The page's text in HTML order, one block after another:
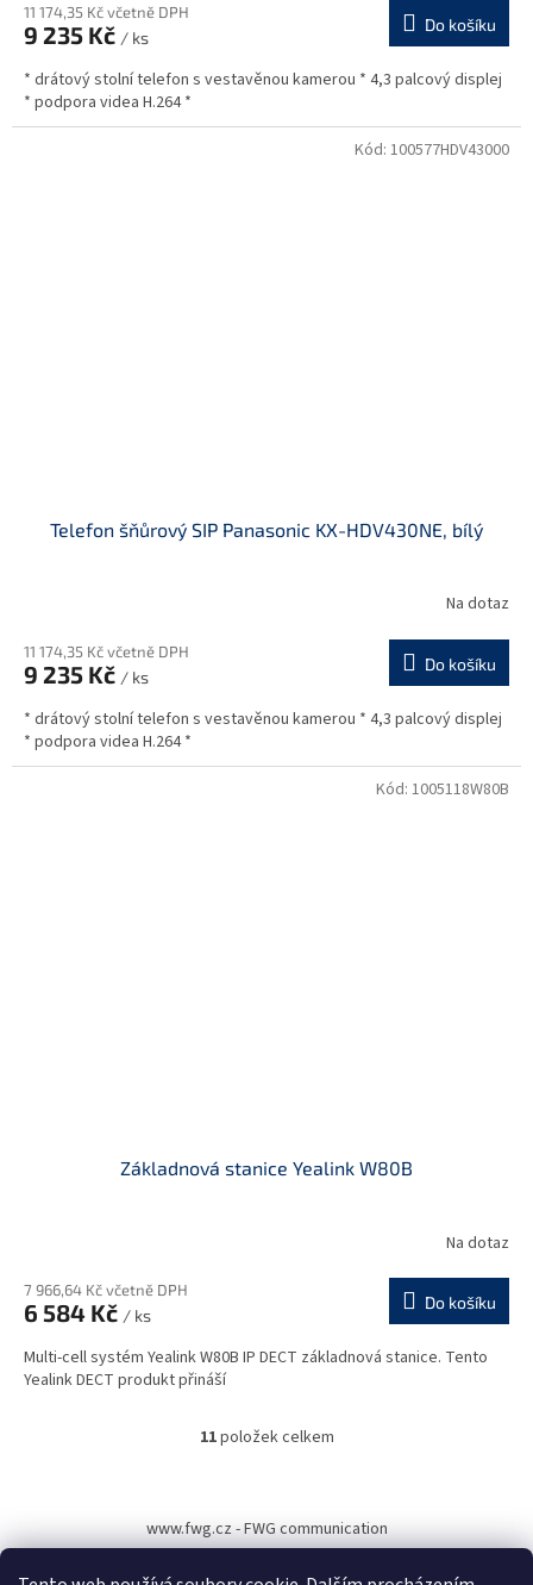
11 174,35 Kč včetně DPH
9 235 Kč / ks
Do košíku
* drátový stolní telefon s vestavěnou kamerou * 4,3 palcový displej
* podpora videa H.264 *
Telefon šňůrový SIP Panasonic KX-HDV430NE, bílý
Na dotaz
11 174,35 Kč včetně DPH
9 235 Kč / ks
Do košíku
* drátový stolní telefon s vestavěnou kamerou * 4,3 palcový displej
* podpora videa H.264 *
Kód: 100577HDV43000
Základnová stanice Yealink W80B
Na dotaz
7 966,64 Kč včetně DPH
6 584 Kč / ks
Do košíku
Multi-cell systém Yealink W80B IP DECT základnová stanice. Tento
Yealink DECT produkt přináší
Kód: 1005118W80B
O
d
11položek celkem
p
www.fwg.cz - FWG communication